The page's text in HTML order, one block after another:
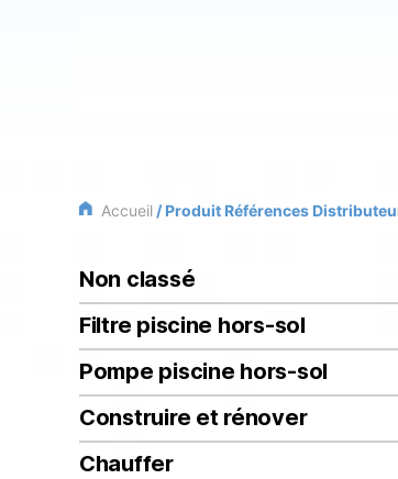
Accueil / Produit Références
Non classé
Filtre piscine hors-sol
Pompe piscine hors-sol
Construire et rénover
Chauffer